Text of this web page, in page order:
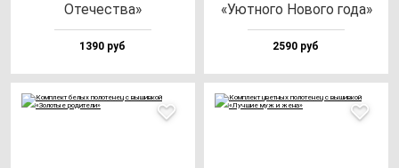
Оте­чес­тва»
1390 руб
«Уют­но­го Ново­го го­да»
2590 руб